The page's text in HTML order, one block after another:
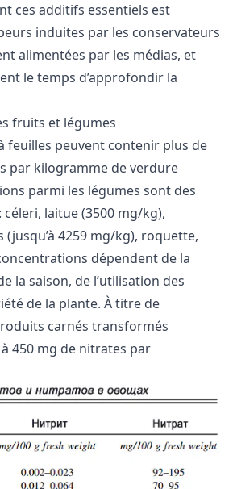
ces additifs essentiels est
induites par les conservateurs
alimentées par les médias, et
le temps d’approfondir la
fruits et légumes
feuilles peuvent contenir plus de
par kilogramme de verdure
parmi les légumes sont des
laitue (3500 mg/kg),
4259 mg/kg), roquette,
dépendent de la
la saison, de l’utilisation des
de la plante. À titre de
carnés transformés
450 mg de nitrates par